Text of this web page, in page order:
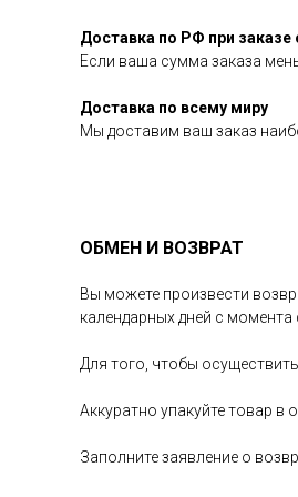
Доставка по РФ при заказе
Если ваша сумма заказа
Доставка по всему миру
Мы доставим ваш заказ
ОБМЕН И ВОЗВРАТ
Вы можете произвести
календарных дней с
Для того, чтобы
Аккуратно упакуйте товар в
Заполните заявление о